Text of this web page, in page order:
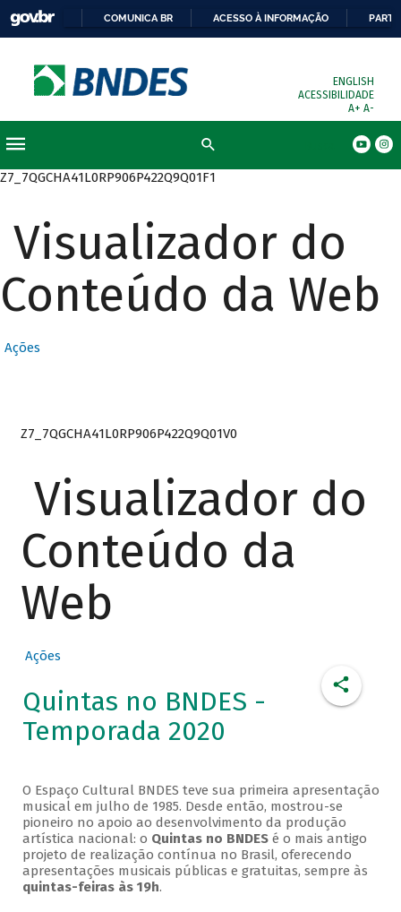
COMUNICA BR ACESSO À INFORMAÇÃO
ENGLISH
ACESSIBILIDADE
A+ A-
Z7_7QGCHA41L0RP906P422Q9Q01F1
Visualizador do
Conteúdo da Web
Ações
Z7_7QGCHA41L0RP906P422Q9Q01V0
Visualizador do
Conteúdo da
Web
Ações
Quintas no BNDES -
Temporada 2020
O Espaço Cultural BNDES teve sua primeira apresentação
musical em julho de 1985. Desde então, mostrou-se
pioneiro no apoio ao desenvolvimento da produção
artística nacional: o Quintas no BNDESé o mais antigo
projeto de realização contínua no Brasil, oferecendo
apresentações musicais públicas e gratuitas, sempre às
quintas-feiras às 19h.